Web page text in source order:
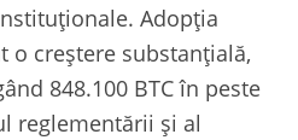
Adopția
o creștere substanțială,
848.100 BTC în peste
reglementării și al